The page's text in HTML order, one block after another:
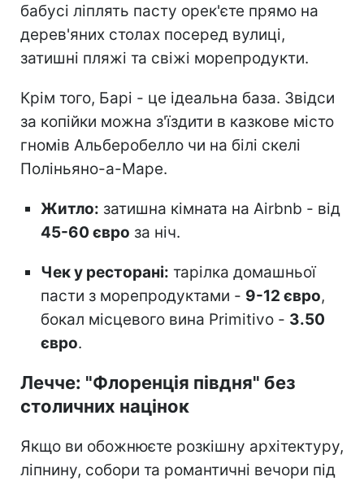
бабусі ліплять пасту орек'єте прямо на
дерев'яних столах посеред вулиці,
затишні пляжі та свіжі морепродукти.
Крім того, Барі - це ідеальна база. Звідси
за копійки можна з'їздити в казкове місто
гномів Альберобелло чи на білі скелі
Поліньяно-а-Маре.
Житло: затишна кімната на Airbnb - від
45-60 євро за ніч.
Чек у ресторані: тарілка домашньої
пасти з морепродуктами - 9-12 євро,
бокал місцевого вина Primitivo - 3.50
євро.
Лечче: "Флоренція півдня" без
столичних націнок
Якщо ви обожнюєте розкішну архітектуру,
ліпнину, собори та романтичні вечори під